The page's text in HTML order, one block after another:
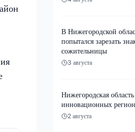
В Нижегородской
попытался зарезать
сожительницы
3 августа
Нижегородская
инновационных
2 августа